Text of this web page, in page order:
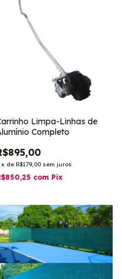
Limpa-Linhas de
Completo
x de R$179,00 sem juros
com Pix